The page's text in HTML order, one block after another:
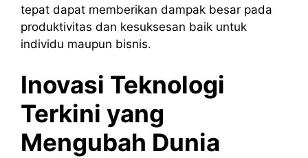
tepat dapat memberikan dampak besar pada
produktivitas dan kesuksesan baik untuk
individu maupun bisnis.
Inovasi Teknologi
Terkini yang
Mengubah Dunia